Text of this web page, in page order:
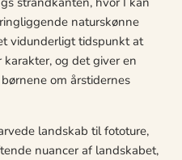
naturskønne
vidunderligt tidspunkt at
og det giver en
om årstidernes
landskab til fototure,
nuancer af landskabet,